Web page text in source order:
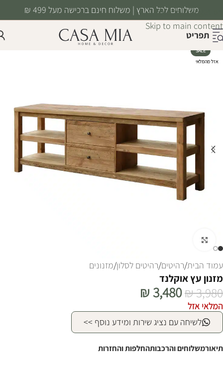
Skip to navigation
Skip to main content
משלוחים לכל הארץ | משלוח חינם ברכישה מעל 499 ₪
תפריט
SALE
אזל מהמלאי
עמוד הבית/רהיטים/רהיטים לסלון/מזנונים
מזנון עץ אוקלנד
₪3,980
₪3,480
המלאי אזל
לשיחה עם נציג שירות ומידע נוסף >>
תיאורמשלוחים והרכבותהחלפות והחזרות